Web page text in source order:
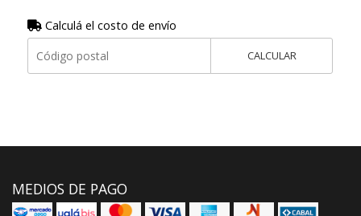
Calculá el costo de envío
CALCULAR
MEDIOS DE PAGO